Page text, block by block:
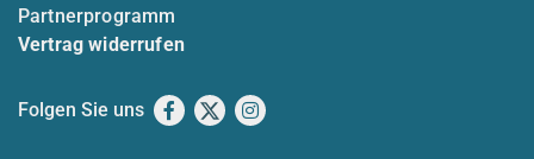
Partnerprogramm
Vertrag widerrufen
Folgen Sie uns Facebook
X Instagram